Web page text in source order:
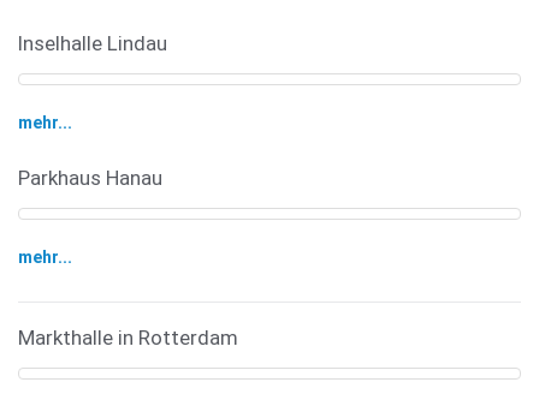
Inselhalle Lindau
mehr...
Parkhaus Hanau
mehr...
Markthalle in Rotterdam